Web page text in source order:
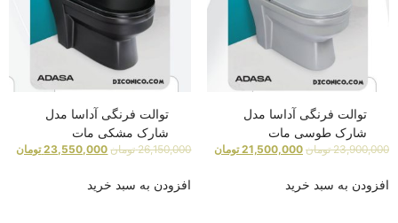
توالت فرنگی آداسا مدل
شارک طوسی مات
23,900,000 تومان 21,500,000 تومان
افزودن به سبد خرید
توالت فرنگی آداسا مدل
شارک مشکی مات
26,150,000 تومان 23,550,000 تومان
افزودن به سبد خرید